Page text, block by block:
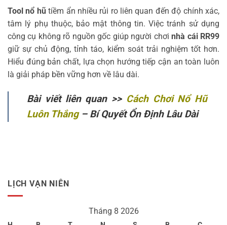
Tool nổ hũtiềm ẩn nhiều rủi ro liên quan đến độ chính xác,
tâm lý phụ thuộc, bảo mật thông tin. Việc tránh sử dụng
công cụ không rõ nguồn gốc giúp người chơinhà cái RR99
giữ sự chủ động, tỉnh táo, kiểm soát trải nghiệm tốt hơn.
Hiểu đúng bản chất, lựa chọn hướng tiếp cận an toàn luôn
là giải pháp bền vững hơn về lâu dài.
Bài viết liên quan >> Cách Chơi Nổ Hũ
Luôn Thắng– Bí Quyết Ổn Định Lâu Dài
LỊCH VẠN NIÊN
Tháng 8 2026